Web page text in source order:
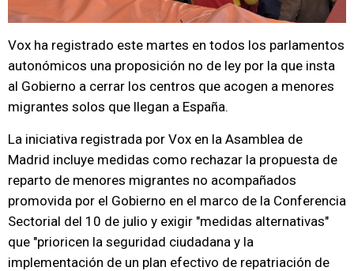
Vox ha registrado este martes en todos los parlamentos
autonómicos una proposición no de ley por la que insta
al Gobierno a cerrar los centros que acogen a menores
migrantes solos que llegan a España.
La iniciativa registrada por Vox en la Asamblea de
Madrid incluye medidas como rechazar la propuesta de
reparto de menores migrantes no acompañados
promovida por el Gobierno en el marco de la Conferencia
Sectorial del 10 de julio y exigir "medidas alternativas"
que "prioricen la seguridad ciudadana y la
implementación de un plan efectivo de repatriación de